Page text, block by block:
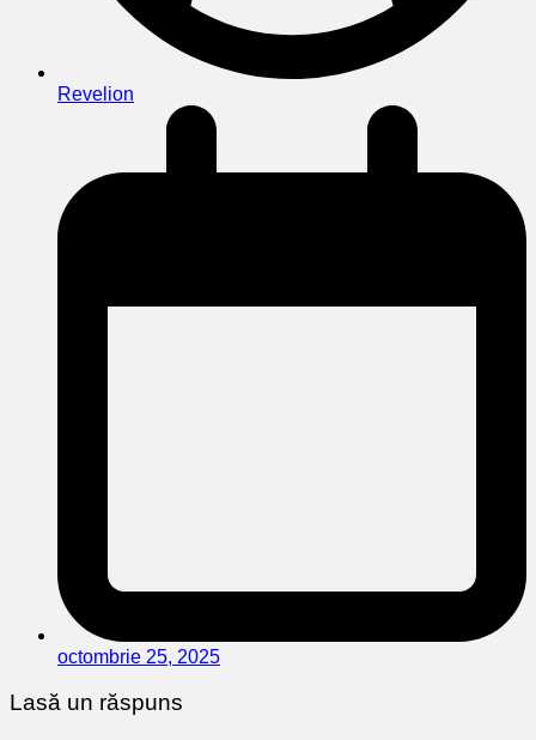
Revelion
octombrie 25, 2025
Lasă un răspuns